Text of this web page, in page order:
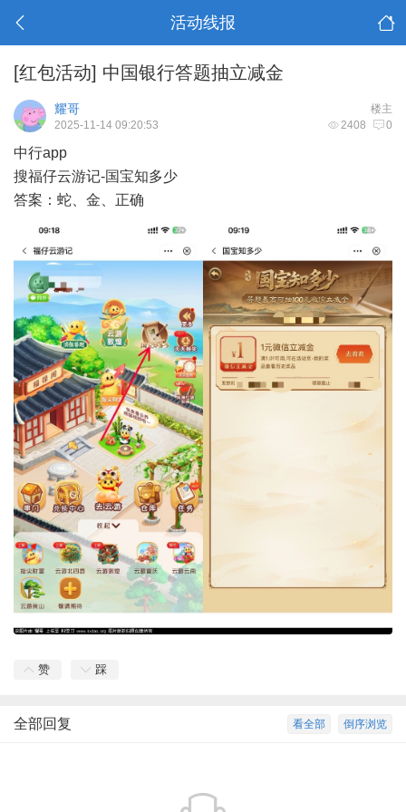
活动线报
[红包活动] 中国银行答题抽立减金
楼主
耀哥
2408 0
2025-11-14 09:20:53
中行app
搜福仔云游记-国宝知多少
答案：蛇、金、正确
赞 踩
倒序浏览
看全部
全部回复